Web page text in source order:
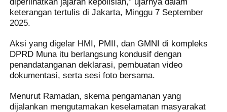
keterangan tertulis di Jakarta, Minggu 7 September
2025.
Aksi yang digelar HMI, PMII, dan GMNI di kompleks
DPRD Muna itu berlangsung kondusif dengan
penandatanganan deklarasi, pembuatan video
dokumentasi, serta sesi foto bersama.
Menurut Ramadan, skema pengamanan yang
dijalankan mengutamakan keselamatan masyarakat